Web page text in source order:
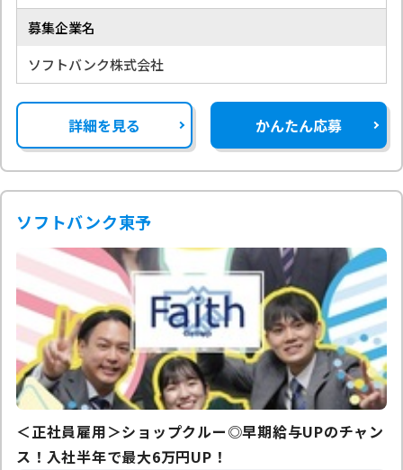
募集企業名
ソフトバンク株式会社
詳細を見る かんたん応募
ソフトバンク東予
＜正社員雇用＞ショップクルー◎早期給与UPのチャン
ス！入社半年で最大6万円UP！